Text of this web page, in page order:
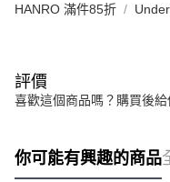
HANRO 滿件85折
評價
喜歡這個商品嗎？購買後
你可能有興趣的商品